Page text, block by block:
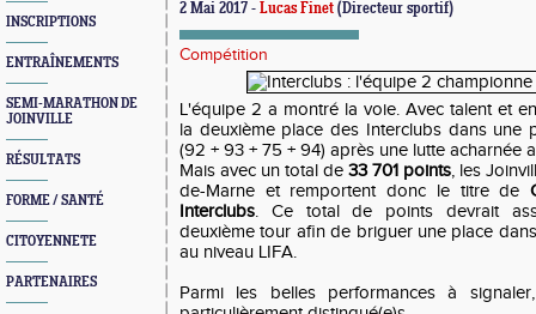
INSCRIPTIONS
ENTRAÎNEMENTS
SEMI-MARATHON DE
JOINVILLE
RÉSULTATS
FORME / SANTÉ
CITOYENNETE
PARTENAIRES
2 Mai 2017 - Lucas Finet (Directeur sportif)
Compétition
L'équipe 2 a montré la voie. Avec talent et
la deuxième place des Interclubs dans une
(92 + 93 + 75 + 94) après une lutte acharnée
Mais avec un total de 33 701 points, les
de-Marne et remportent donc le titre de
Interclubs. Ce total de points devrait
deuxième tour afin de briguer une place
au niveau LIFA.
Parmi les belles performances à